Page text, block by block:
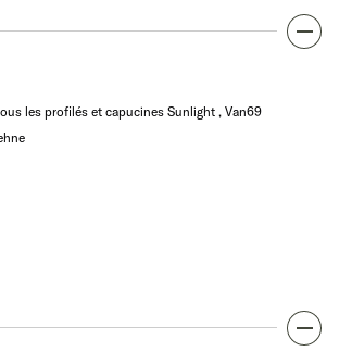
les profilés et capucines Sunlight , Van69